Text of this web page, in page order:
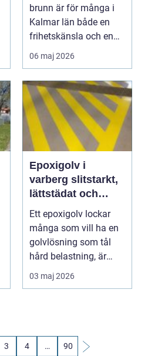
brunn är för många i
Kalmar län både en
frihetskänsla och en
långsiktig investerin...
06 maj 2026
Epoxigolv i
varberg slitstarkt,
lättstädat och
modernt
Ett epoxigolv lockar
många som vill ha en
golvlösning som tål
hård belastning, är
enkel att sköta oc...
03 maj 2026
3 4 … 90